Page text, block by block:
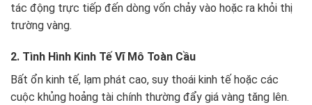
tác động trực tiếp đến dòng vốn chảy vào hoặc ra khỏi thị
trường vàng.
2. Tình Hình Kinh Tế Vĩ Mô Toàn Cầu
Bất ổn kinh tế, lạm phát cao, suy thoái kinh tế hoặc các
cuộc khủng hoảng tài chính thường đẩy giá vàng tăng lên.